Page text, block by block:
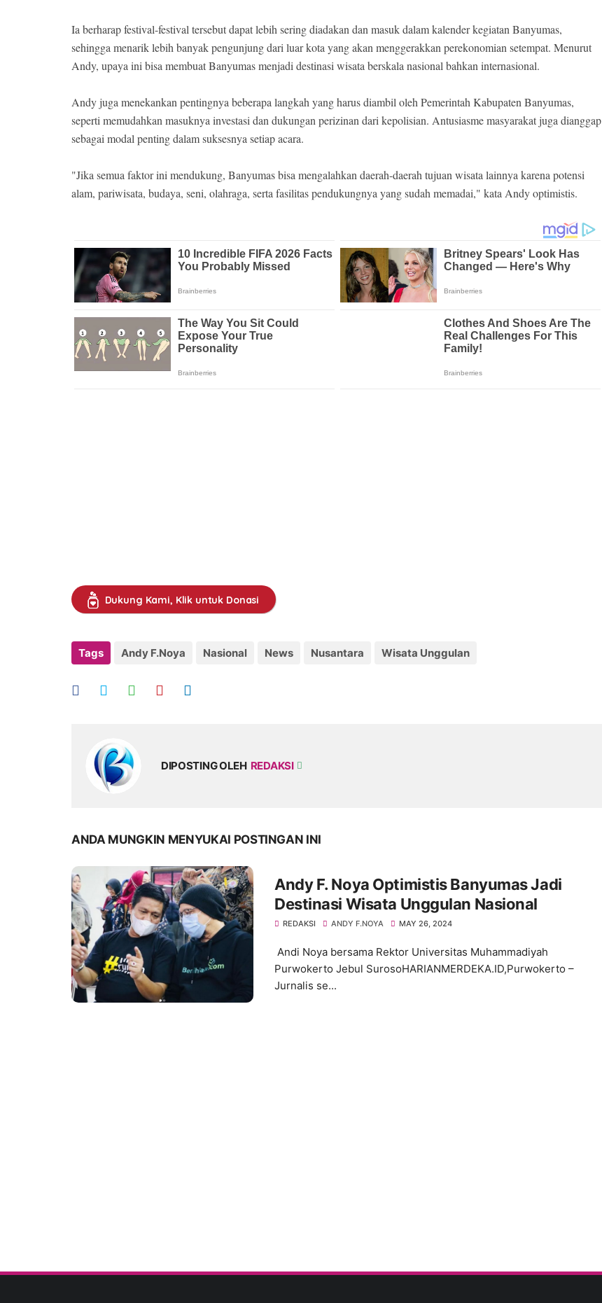
Ia berharap festival-festival tersebut dapat lebih sering diadakan dan masuk dalam kalender kegiatan Banyumas,
sehingga menarik lebih banyak pengunjung dari luar kota yang akan menggerakkan perekonomian setempat. Menurut
Andy, upaya ini bisa membuat Banyumas menjadi destinasi wisata berskala nasional bahkan internasional.
Andy juga menekankan pentingnya beberapa langkah yang harus diambil oleh Pemerintah Kabupaten Banyumas,
seperti memudahkan masuknya investasi dan dukungan perizinan dari kepolisian. Antusiasme masyarakat juga dianggap
sebagai modal penting dalam suksesnya setiap acara.
"Jika semua faktor ini mendukung, Banyumas bisa mengalahkan daerah-daerah tujuan wisata lainnya karena potensi
alam, pariwisata, budaya, seni, olahraga, serta fasilitas pendukungnya yang sudah memadai," kata Andy optimistis.
Dukung Kami, Klik untuk Donasi
Tags Andy F.Noya Nasional News Nusantara Wisata Unggulan
DIPOSTING OLEH REDAKSI
ANDA MUNGKIN MENYUKAI POSTINGAN INI
Andy F. Noya Optimistis Banyumas Jadi
Destinasi Wisata Unggulan Nasional
REDAKSI ANDY F.NOYA MAY 26, 2024
Andi Noya bersama Rektor Universitas Muhammadiyah
Purwokerto Jebul SurosoHARIANMERDEKA.ID,Purwokerto –
Jurnalis se...